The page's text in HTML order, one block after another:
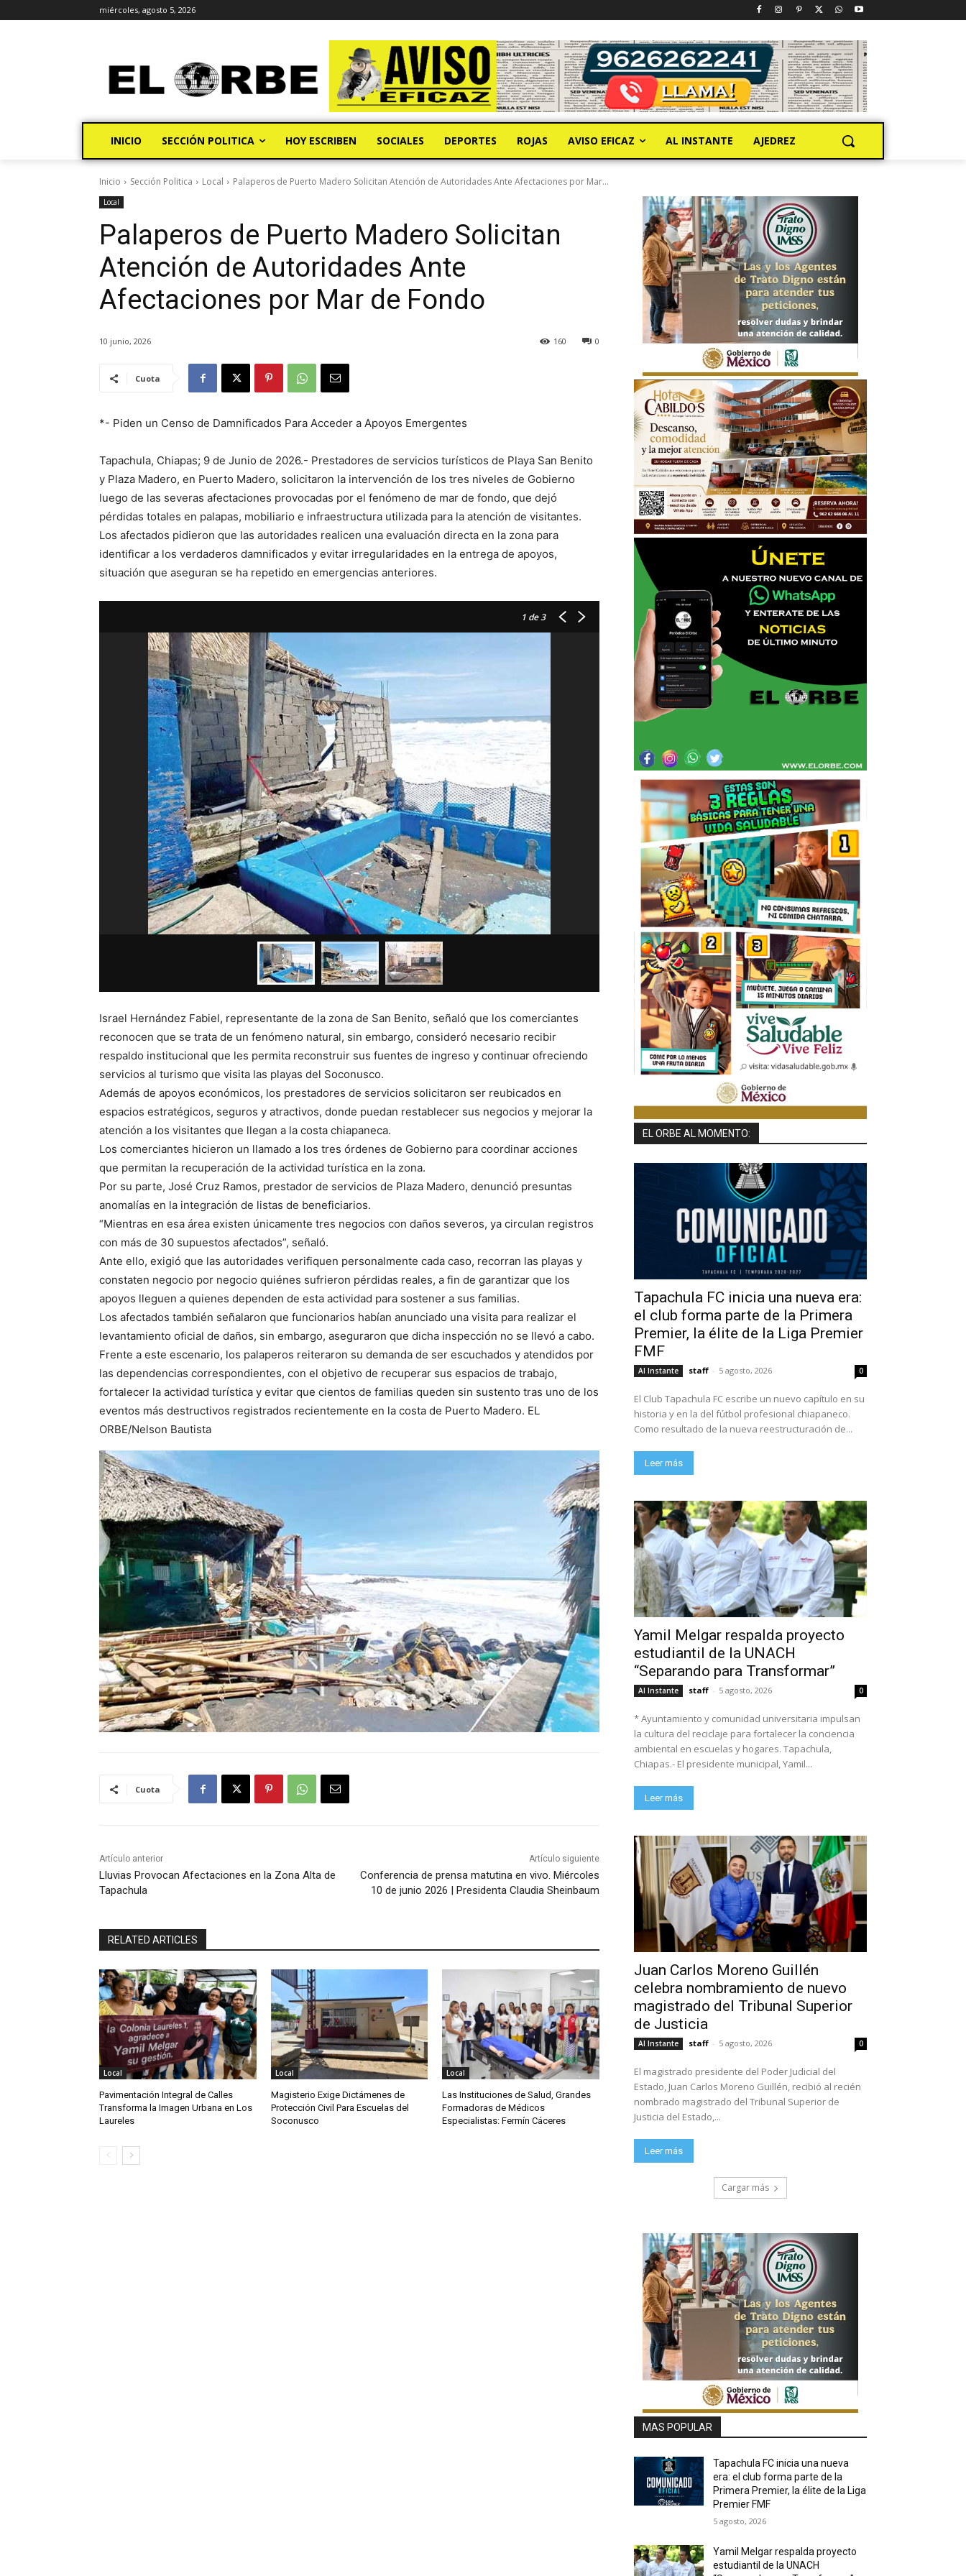
miércoles, agosto 5, 2026
INICIO SECCIÓN POLITICA HOY ESCRIBEN SOCIALES DEPORTES ROJAS AVISO EFICAZ AL INSTANTE AJEDREZ
Inicio Sección Politica Local Palaperos de Puerto Madero Solicitan Atención de Autoridades Ante Afectaciones por Mar...
Local
Palaperos de Puerto Madero Solicitan
Atención de Autoridades Ante
Afectaciones por Mar de Fondo
10 junio, 2026 0
160
Cuota
*- Piden un Censo de Damnificados Para Acceder a Apoyos Emergentes
Tapachula, Chiapas; 9 de Junio de 2026.- Prestadores de servicios turísticos de Playa San Benito
y Plaza Madero, en Puerto Madero, solicitaron la intervención de los tres niveles de Gobierno
luego de las severas afectaciones provocadas por el fenómeno de mar de fondo, que dejó
pérdidas totales en palapas, mobiliario e infraestructura utilizada para la atención de visitantes.
Los afectados pidieron que las autoridades realicen una evaluación directa en la zona para
identificar a los verdaderos damnificados y evitar irregularidades en la entrega de apoyos,
situación que aseguran se ha repetido en emergencias anteriores.
1 de 3
Israel Hernández Fabiel, representante de la zona de San Benito, señaló que los comerciantes
reconocen que se trata de un fenómeno natural, sin embargo, consideró necesario recibir
respaldo institucional que les permita reconstruir sus fuentes de ingreso y continuar ofreciendo
servicios al turismo que visita las playas del Soconusco.
Además de apoyos económicos, los prestadores de servicios solicitaron ser reubicados en
espacios estratégicos, seguros y atractivos, donde puedan restablecer sus negocios y mejorar la
atención a los visitantes que llegan a la costa chiapaneca.
Los comerciantes hicieron un llamado a los tres órdenes de Gobierno para coordinar acciones
que permitan la recuperación de la actividad turística en la zona.
Por su parte, José Cruz Ramos, prestador de servicios de Plaza Madero, denunció presuntas
anomalías en la integración de listas de beneficiarios.
“Mientras en esa área existen únicamente tres negocios con daños severos, ya circulan registros
con más de 30 supuestos afectados”, señaló.
Ante ello, exigió que las autoridades verifiquen personalmente cada caso, recorran las playas y
constaten negocio por negocio quiénes sufrieron pérdidas reales, a fin de garantizar que los
apoyos lleguen a quienes dependen de esta actividad para sostener a sus familias.
Los afectados también señalaron que funcionarios habían anunciado una visita para realizar el
levantamiento oficial de daños, sin embargo, aseguraron que dicha inspección no se llevó a cabo.
Frente a este escenario, los palaperos reiteraron su demanda de ser escuchados y atendidos por
las dependencias correspondientes, con el objetivo de recuperar sus espacios de trabajo,
fortalecer la actividad turística y evitar que cientos de familias queden sin sustento tras uno de los
eventos más destructivos registrados recientemente en la costa de Puerto Madero. EL
ORBE/Nelson Bautista
Cuota
Artículo anterior
Lluvias Provocan Afectaciones en la Zona Alta de
Tapachula
Artículo siguiente
Conferencia de prensa matutina en vivo. Miércoles
10 de junio 2026 | Presidenta Claudia Sheinbaum
RELATED ARTICLES
Local
Pavimentación Integral de Calles
Transforma la Imagen Urbana en Los
Laureles
Local
Magisterio Exige Dictámenes de
Protección Civil Para Escuelas del
Soconusco
Local
Las Instituciones de Salud, Grandes
Formadoras de Médicos
Especialistas: Fermín Cáceres
EL ORBE AL MOMENTO:
Tapachula FC inicia una nueva era:
el club forma parte de la Primera
Premier, la élite de la Liga Premier
FMF
Al Instante staff - 5 agosto, 2026 0
El Club Tapachula FC escribe un nuevo capítulo en su
historia y en la del fútbol profesional chiapaneco.
Como resultado de la nueva reestructuración de...
Leer más
Yamil Melgar respalda proyecto
estudiantil de la UNACH
“Separando para Transformar”
Al Instante staff - 5 agosto, 2026 0
* Ayuntamiento y comunidad universitaria impulsan
la cultura del reciclaje para fortalecer la conciencia
ambiental en escuelas y hogares. Tapachula,
Chiapas.- El presidente municipal, Yamil...
Leer más
Juan Carlos Moreno Guillén
celebra nombramiento de nuevo
magistrado del Tribunal Superior
de Justicia
Al Instante staff - 5 agosto, 2026 0
El magistrado presidente del Poder Judicial del
Estado, Juan Carlos Moreno Guillén, recibió al recién
nombrado magistrado del Tribunal Superior de
Justicia del Estado,...
Leer más
Cargar más
MAS POPULAR
Tapachula FC inicia una nueva
era: el club forma parte de la
Primera Premier, la élite de la Liga
Premier FMF
5 agosto, 2026
Yamil Melgar respalda proyecto
estudiantil de la UNACH